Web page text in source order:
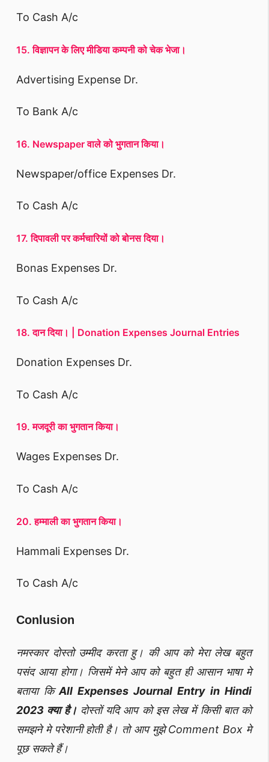
To Cash A/c
15. विज्ञापन के लिए मीडिया कम्पनी को चेक भेजा।
Advertising Expense Dr.
To Bank A/c
16. Newspaper वाले को भुगतान किया।
Newspaper/office Expenses Dr.
To Cash A/c
17. दिपावली पर कर्मचारियों को बोनस दिया।
Bonas Expenses Dr.
To Cash A/c
18. दान दिया। | Donation Expenses Journal Entries
Donation Expenses Dr.
To Cash A/c
19. मजदूरी का भुगतान किया।
Wages Expenses Dr.
To Cash A/c
20. हम्माली का भुगतान किया।
Hammali Expenses Dr.
To Cash A/c
Conlusion
नमस्कार दोस्तो उम्मीद करता हु। की आप को मेरा लेख बहुत
पसंद आया होगा। जिसमें मेने आप को बहुत ही आसान भाषा मे
बताया किAll Expenses Journal Entry in Hindi
2023 क्या है।दोस्तों यदि आप को इस लेख में किसी बात को
समझने मे परेशानी होती है। तो आप मुझे Comment Box मे
पूछ सकते हैं।